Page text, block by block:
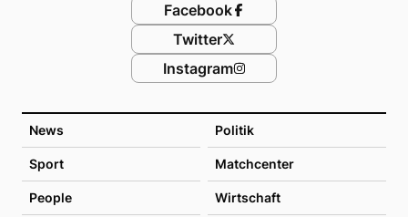
News Politik
Sport Matchcenter
People Wirtschaft
Facebook
Twitter
Instagram